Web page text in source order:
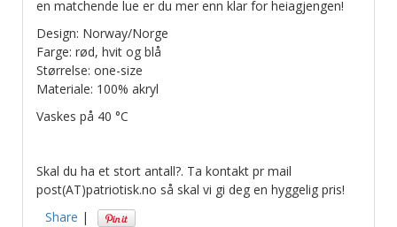
en matchende lue er du mer enn klar for heiagjengen!
Design: Norway/Norge
Farge: rød, hvit og blå
Størrelse: one-size
Materiale: 100% akryl
Vaskes på 40 °C
Skal du ha et stort antall?. Ta kontakt pr mail
post(AT)patriotisk.no så skal vi gi deg en hyggelig pris!
Share |